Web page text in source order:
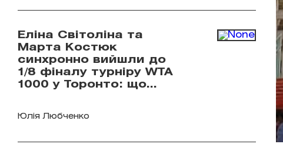
Еліна Світоліна та
Марта Костюк
синхронно вийшли до
1/8 фіналу турніру WTA
1000 у Торонто: що
Юлія Любченко